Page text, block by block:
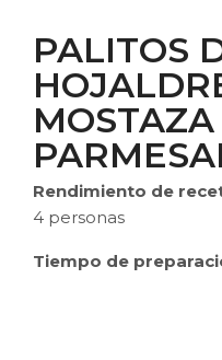
PALITOS
Rendimiento de
4 personas
Tiempo de